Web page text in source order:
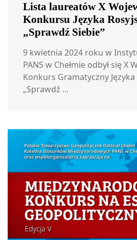
Lista laureatów X
Konkursu Języka
„Sprawdź Siebie”
9 kwietnia 2024 roku w
PANS w Chełmie odbył się X
Konkurs Gramatyczny
„Sprawdź ...